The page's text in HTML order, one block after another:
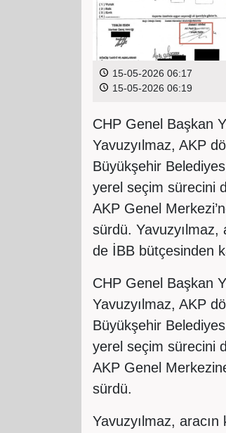
15-05-2026 06:17
15-05-2026 06:19
CHP Genel Başkan
Yavuzyılmaz, AKP
Büyükşehir
yerel seçim sürecini
AKP Genel
sürdü. Yavuzyılmaz,
de İBB bütçesinden
CHP Genel Başkan
Yavuzyılmaz, AKP
Büyükşehir
yerel seçim sürecini
AKP Genel
sürdü.
Yavuzyılmaz,